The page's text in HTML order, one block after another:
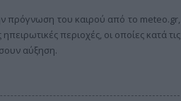
πρόγνωση του καιρού από το meteo.gr,
περιοχές, οι οποίες κατά τις
αύξηση.